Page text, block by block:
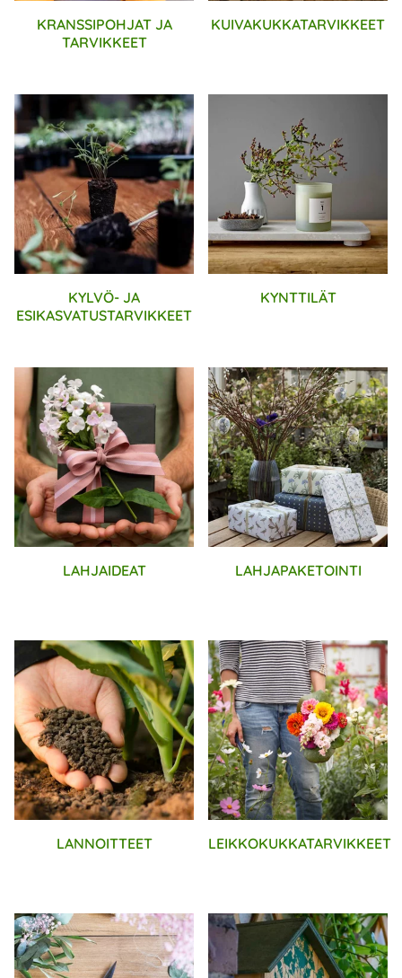
KRANSSIPOHJAT JA
TARVIKKEET
KUIVAKUKKATARVIKKEET
KYLVÖ- JA
ESIKASVATUSTARVIKKEET
KYNTTILÄT
LAHJAIDEAT LAHJAPAKETOINTI
LANNOITTEET LEIKKOKUKKATARVIKKEET